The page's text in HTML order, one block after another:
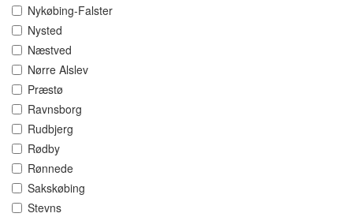
Nykøbing-Falster
Nysted
Næstved
Nørre Alslev
Præstø
Ravnsborg
Rudbjerg
Rødby
Rønnede
Sakskøbing
Stevns